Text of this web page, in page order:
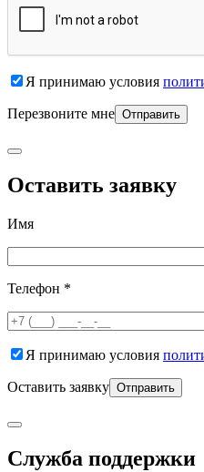
Я принимаю условия
Перезвоните мне
Оставить заявку
Имя
Телефон *
Я принимаю условия
Оставить заявку
Служба поддержки